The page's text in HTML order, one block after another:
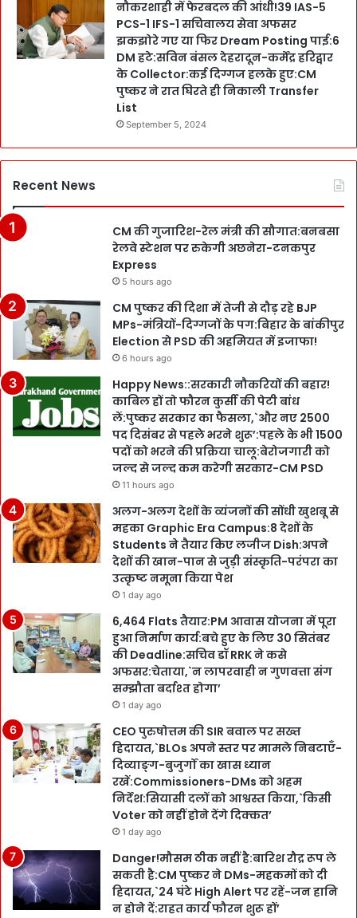
नौकरशाही में फेरबदल की आंधी!39 IAS-5
PCS-1 IFS-1 सचिवालय सेवा अफसर
झकझोरे गए या फिर Dream Posting पाई:6
DM हटे:सविन बंसल देहरादून-कर्मेंद्र हरिद्वार
के Collector:कई दिग्गज हलके हुए:CM
पुष्कर ने रात घिरते ही निकाली Transfer
List
September 5, 2024
Recent News
CM की गुजारिश-रेल मंत्री की सौगात:बनबसा
रेलवे स्टेशन पर रुकेगी अछनेरा-टनकपुर
Express
5 hours ago
CM पुष्कर की दिशा में तेजी से दौड़ रहे BJP
MPs-मंत्रियों-दिग्गजों के पग:बिहार के बांकीपुर
Election से PSD की अहमियत में इजाफा!
6 hours ago
Happy News::सरकारी नौकरियों की बहार!
काबिल हों तो फौरन कुर्सी की पेटी बांध
लें:पुष्कर सरकार का फैसला,`और नए 2500
पद दिसंबर से पहले भरने शुरू’:पहले के भी 1500
पदों को भरने की प्रक्रिया चालू:बेरोजगारी को
जल्द से जल्द कम करेगी सरकार-CM PSD
11 hours ago
अलग-अलग देशों के व्यंजनों की सोंधी खुशबू से
महका Graphic Era Campus:8 देशों के
Students ने तैयार किए लजीज Dish:अपने
देशों की खान-पान से जुड़ी संस्कृति-परंपरा का
उत्कृष्ट नमूना किया पेश
1 day ago
6,464 Flats तैयार:PM आवास योजना में पूरा
हुआ निर्माण कार्य:बचे हुए के लिए 30 सितंबर
की Deadline:सचिव डॉ RRK ने कसे
अफसर:चेताया,`न लापरवाही न गुणवत्ता संग
सम्झौता बर्दाश्त होगा’
1 day ago
CEO पुरुषोत्तम की SIR बवाल पर सख्त
हिदायत,`BLOs अपने स्तर पर मामले निबटाएँ-
दिव्याङ्ग-बुजुर्गों का खास ध्यान
रखें:Commissioners-DMs को अहम
निर्देश:सियासी दलों को आश्वस्त किया,`किसी
Voter को नहीं होने देंगे दिक्कत’
1 day ago
Danger!मौसम ठीक नहीं है:बारिश रौद्र रूप ले
सकती है:CM पुष्कर ने DMs-महकमों को दी
हिदायत,`24 घंटे High Alert पर रहें-जन हानि
न होने दें:राहत कार्य फौरन शुरू हों’